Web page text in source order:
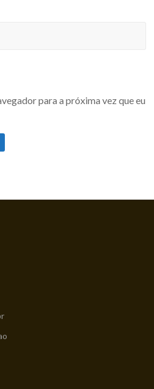
para a próxima vez que eu